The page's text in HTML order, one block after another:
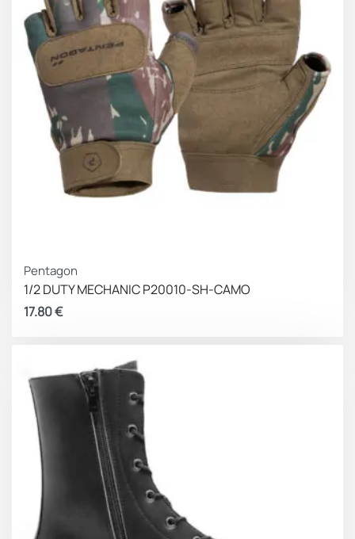
Pentagon
1/2 DUTY MECHANIC P20010-SH-CAMO
17.80€